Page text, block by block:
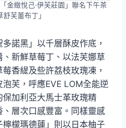
金緻悅己·伊芙莊園」聯名下午茶
舒芙蕾布丁」
諾黑」以千層酥皮作底，
新鮮草莓丁、以法芙娜草
香緹及些許荔枝玫瑰凍，
芙，呼應EVE LOM全能逆
加利亞大馬士革玫瑰精
層次口感豐富。同樣靈感
檬瑪德蓮」則以日本柚子